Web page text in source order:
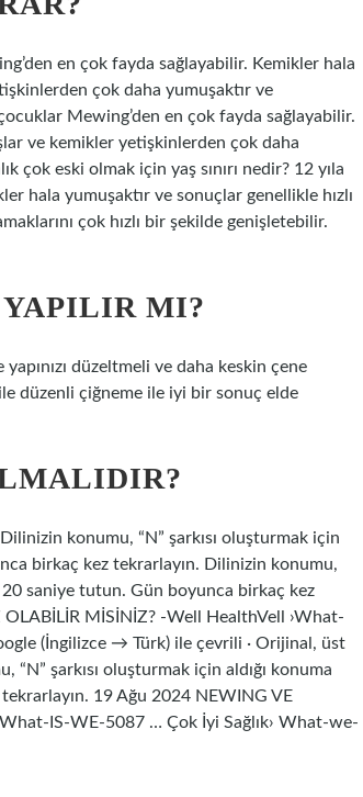
en çok fayda sağlayabilir. Kemikler hala
çok daha yumuşaktır ve
Mewing’den en çok fayda sağlayabilir.
ve kemikler yetişkinlerden çok daha
çok eski olmak için yaş sınırı nedir? 12 yıla
hala yumuşaktır ve sonuçlar genellikle hızlı
çok hızlı bir şekilde genişletebilir.
MI?
düzeltmeli ve daha keskin çene
düzenli çiğneme ile iyi bir sonuç elde
konumu, “N” şarkısı oluşturmak için
birkaç kez tekrarlayın. Dilinizin konumu,
20 saniye tutun. Gün boyunca birkaç kez
MİSİNİZ? -Well HealthVell ›What-
(İngilizce → Türk) ile çevrili · Orijinal, üst
şarkısı oluşturmak için aldığı konuma
19 Ağu 2024 NEWING VE
IS-WE-5087 … Çok İyi Sağlık› What-we-